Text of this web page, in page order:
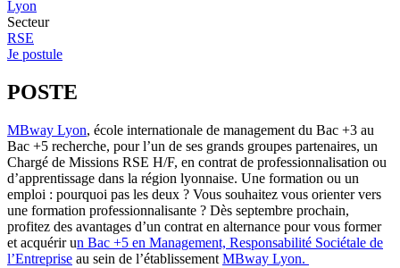
Lyon
Secteur
RSE
Je postule
POSTE
MBway Lyon, école internationale de management du Bac +3 au
Bac +5 recherche, pour l’un de ses grands groupes partenaires, un
Chargé de Missions RSE H/F, en contrat de professionnalisation ou
d’apprentissage dans la région lyonnaise. Une formation ou un
emploi : pourquoi pas les deux ? Vous souhaitez vous orienter vers
une formation professionnalisante ? Dès septembre prochain,
profitez des avantages d’un contrat en alternance pour vous former
et acquérir un Bac +5 en Management, Responsabilité Sociétale de
l’Entreprise au sein de l’établissement MBway Lyon.